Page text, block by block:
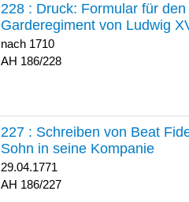
228 : Druck: Formular für
Garderegiment von Ludwig
nach 1710
186/228
227 : Schreiben von Beat
Sohn in seine Kompanie
29.04.1771
186/227